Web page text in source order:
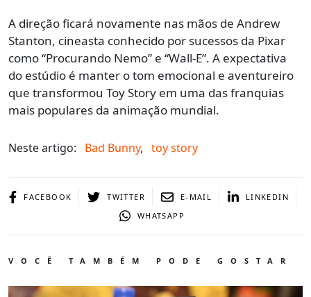
A direção ficará novamente nas mãos de Andrew
Stanton, cineasta conhecido por sucessos da Pixar
como “Procurando Nemo” e “Wall-E”. A expectativa
do estúdio é manter o tom emocional e aventureiro
que transformou Toy Story em uma das franquias
mais populares da animação mundial.
Neste artigo: Bad Bunny, toy story
FACEBOOK TWITTER E-MAIL
LINKEDIN
WHATSAPP
VOCÊ TAMBÉM PODE GOSTAR